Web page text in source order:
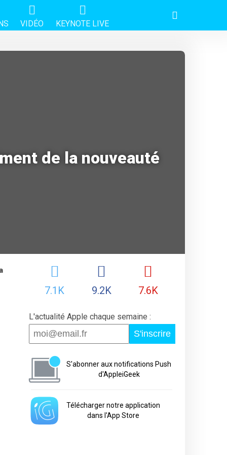
VIDÉO KEYNOTE LIVE
de la nouveauté
7.1K 9.2K 7.6K
L'actualité Apple chaque semaine :
S'inscrire
S'abonner aux notifications Push
d'AppleiGeek
Télécharger notre application
dans l'App Store